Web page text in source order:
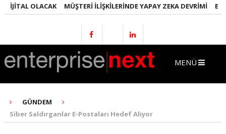
OLACAK MÜŞTERI İLIŞKILERINDE YAPAY ZEKA DEVRIMI
MENÜ
GÜNDEM
Siber Saldırganlar E-Postaları Hedef Alıyor